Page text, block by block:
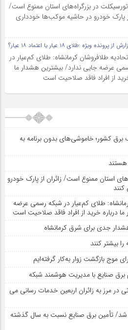
در بزرگراه‌های استان ممنوع است/
پارک خودرو در حاشیه موکب‌ها خودداری
ویژه :طلای ۱۸ عیار یا اعتماد ۱۸ عیار؟
طلافروشان کرمانشاه: طلای کم‌عیار در
عرضه جایی ندارد/ بیشترین هشدار ما
از افراد فاقد صلاحیت است
برق کشور؛ خاموشی‌های بدون برنامه به
هستند
استان ممنوع است/ زائران از پارک خودرو
طلای کم‌عیار در شبکه رسمی عرضه
درباره خرید از افراد فاقد صلاحیت است
جدی برای شرق کرمانشاه
بیشتر کنند
موج بازگشت زوار به‌کار گرفته‌ایم
صنایع با مدیریت هوشمند شبکه
در مرز به زائران اربعین خدمات رسانی می
شد/ تأمین برق صنایع نسبت به سال گذشته